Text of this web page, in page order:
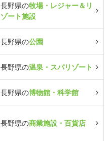
長野県の牧場・レジャー＆リ
ゾート施設
長野県の公園
長野県の温泉・スパリゾート
長野県の博物館・科学館
長野県の商業施設・百貨店